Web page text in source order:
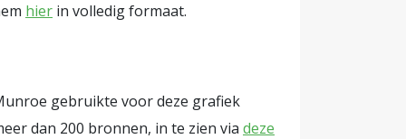
hier in volledig formaat.
gebruikte voor deze grafiek
dan 200 bronnen, in te zien via deze